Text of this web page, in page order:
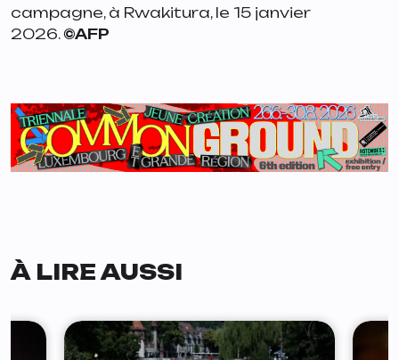
campagne, à Rwakitura, le 15 janvier
2026.©AFP
À LIRE AUSSI